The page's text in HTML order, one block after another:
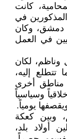
كانت
في
دمشق، وكان
في العمل
وناظم، لكان
إليه،
مناطق أخرى
وسياسياً
يومياً.
وبين كعكة
أولاد بلد،